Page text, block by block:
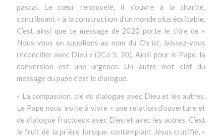
pascal. Le cœur renouvelé, il s’ouvre à la charité,
contribuant « à la construction d’un monde plus équitable.
C’est ainsi que ce message de 2020 porte le titre de «
Nous vous en supplions au nom du Christ, laissez-vous
réconcilier avec Dieu » (2Co 5, 20). Ainsi pour le Pape, la
conversion est une urgence. Un autre mot clef du
message du pape c’est le dialogue.
« La compassion, clé du dialogue avec Dieu et les autres.
Le Pape nous invite à vivre « une relation d’ouverture et
de dialogue fructueux avec Dieu et avec les autres. C’est
le fruit de la prière lorsque, contemplant Jésus crucifié, «